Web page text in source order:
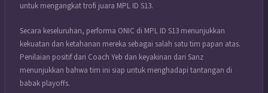
untuk mengangkat trofi juara MPL ID S13.
Secara keseluruhan, performa ONIC di MPL ID S13 menunjukkan
kekuatan dan ketahanan mereka sebagai salah satu tim papan atas.
Penilaian positif dari Coach Yeb dan keyakinan dari Sanz
menunjukkan bahwa tim ini siap untuk menghadapi tantangan di
babak playoffs.